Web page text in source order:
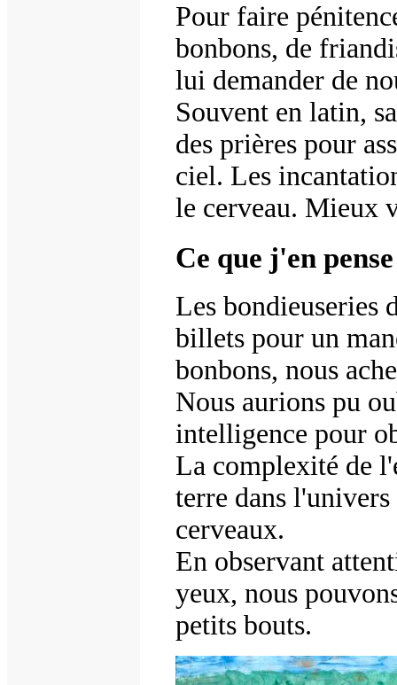
Pour faire
bonbons, de
lui demander de
Souvent en latin,
des prières pour
ciel. Les
le cerveau. Mieux
Ce que j'en pense
Les bondieuseries
billets pour un
bonbons, nous
Nous aurions pu
intelligence pour
La complexité de
terre dans l'univers
cerveaux.
En observant
yeux, nous
petits bouts.